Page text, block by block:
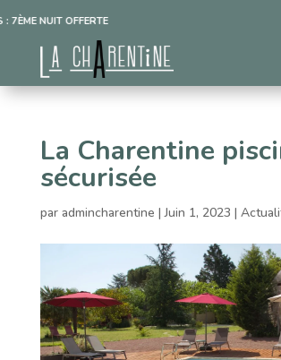
NUIT OFFERTE
La Charentine
sécurisée
par admincharentine |Juin 1, 2023 |